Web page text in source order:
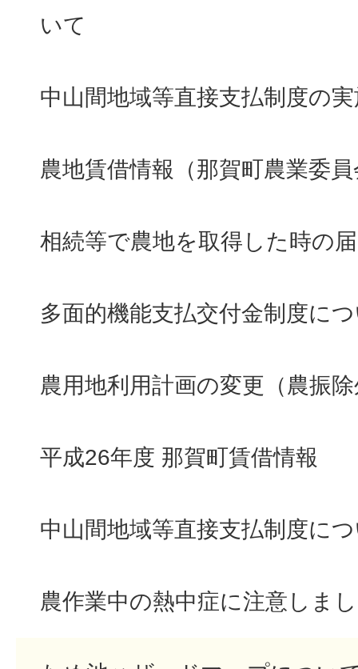
いて
中山間地域等直接支払制度の
農地賃借情報（那賀町農業委
相続等で農地を取得した時の
多面的機能支払交付金制度に
農用地利用計画の変更（農振
平成26年度 那賀町賃借情報
中山間地域等直接支払制度に
農作業中の熱中症に注意しま